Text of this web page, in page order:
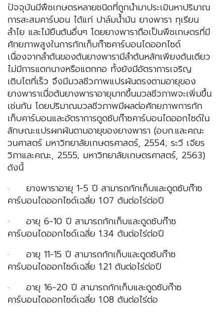
ปัจจุบันมีพืชเกษตรหลายชนิดที่ถูกนำมาประเมินหาปริมาณ
การสะสมคาร์บอน ได้แก่ ปาล์มน้ำมัน ยางพารา ทุเรียน
ลำไย และไม้ยืนต้นอื่นๆ โดยยางพาราถือเป็นพืชเกษตรที่มี
ศักยภาพสูงในการกักเก็บก๊าซคาร์บอนไดออกไซด์
เนื่องจากลำต้นของต้นยางพารามีลำต้นหลักเพียงต้นเดียว
ไม่มีการแตกนางหรือแตกกอ ทั้งยังมีอัตราการเจริญ
เติบโตที่เร็ว จึงมีมวลชีวภาพแปรผันตรงตามอายุของ
ยางพาราเมื่อต้นยางพาราอายุมากขึ้นมวลชีวภาพจะเพิ่มขึ้น
เช่นกัน โดยปริมาณมวลชีวภาพมีผลต่อศักยภาพการกัก
เก็บคาร์บอนและอัตราการดูดซับก๊าซคาร์บอนไดออกไซด์ใน
ลักษณะแปรผกผันตามอายุของยางพารา (อบก.และคณะ
วนศาสตร์ มหาวิทยาลัยเกษตรศาสตร์, 2554; ระวี เจียร
วิภาและคณะ, 2555; มหาวิทยาลัยเกษตรศาสตร์, 2563)
ดังนี้
· ยางพาราอายุ 1-5 ปี สามารถกักเก็บและดูดซับก๊าซ
คาร์บอนไดออกไซด์เฉลี่ย 1.07 ตันต่อไร่ต่อปี
· อายุ 6-10 ปี สามารถกักเก็บและดูดซับก๊าซ
คาร์บอนไดออกไซด์เฉลี่ย 1.34 ตันต่อไร่ต่อปี
· อายุ 11-15 ปี สามารถกักเก็บและดูดซับก๊าซ
คาร์บอนไดออกไซด์เฉลี่ย 1.21 ตันต่อไร่ต่อปี
· อายุ 16-20 ปี สามารถกักเก็บและดูดซับก๊าซ
คาร์บอนไดออกไซด์เฉลี่ย 1.08 ตันต่อไร่ต่อ